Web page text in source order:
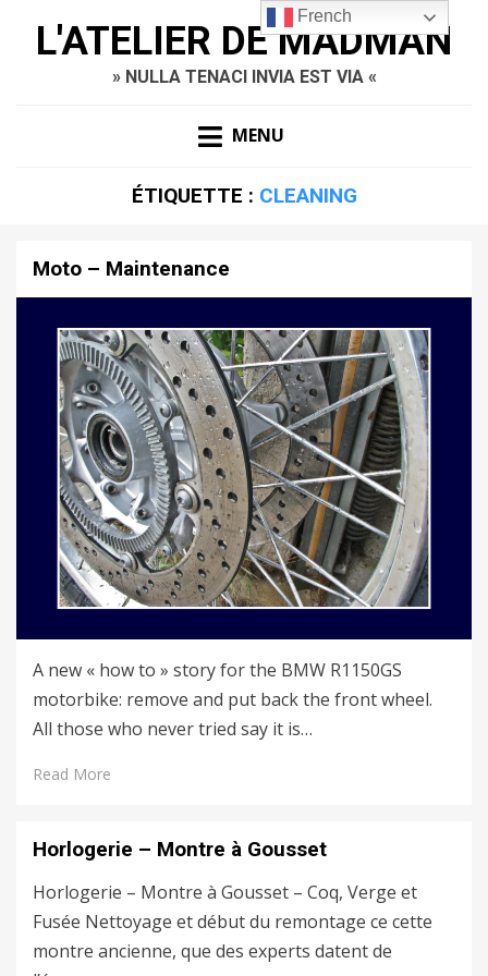
L'ATELIER DE MADMAN
» NULLA TENACI INVIA EST VIA «
MENU
ÉTIQUETTE : CLEANING
Moto – Maintenance
A new « how to » story for the BMW R1150GS
motorbike: remove and put back the front wheel.
All those who never tried say it is…
Read More
Horlogerie – Montre à Gousset
Horlogerie – Montre à Gousset – Coq, Verge et
Fusée Nettoyage et début du remontage ce cette
montre ancienne, que des experts datent de
French